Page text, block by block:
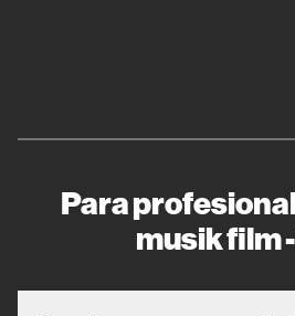
Para
musik film